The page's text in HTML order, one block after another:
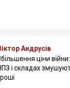
Андрусів
ціни
і складах